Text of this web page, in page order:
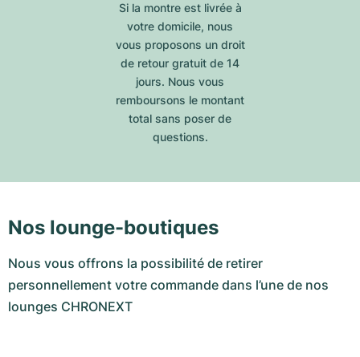
Si la montre est livrée à
votre domicile, nous
vous proposons un droit
de retour gratuit de 14
jours. Nous vous
remboursons le montant
total sans poser de
questions.
Nos lounge-boutiques
Nous vous offrons la possibilité de retirer
personnellement votre commande dans l’une de nos
lounges CHRONEXT